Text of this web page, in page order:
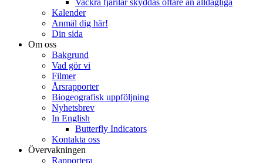
Kalender
Anmäl dig här!
Din sida
Om oss
Bakgrund
Vad gör vi
Filmer
Årsrapporter
Biogeografisk uppföljning
Nyhetsbrev
In English
Butterfly Indicators
Kontakta oss
Övervakningen
Rapportera